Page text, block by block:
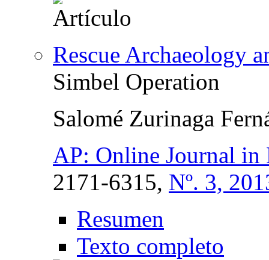
Rescue Archaeology
Simbel Operation
Salomé Zurinaga
AP: Online Journal in
2171-6315, Nº. 3,
Resumen
Texto completo